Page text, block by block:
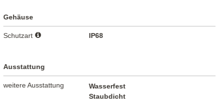
Gehäuse
Schutzart IP68
Ausstattung
weitere Ausstattung
Wasserfest
Staubdicht